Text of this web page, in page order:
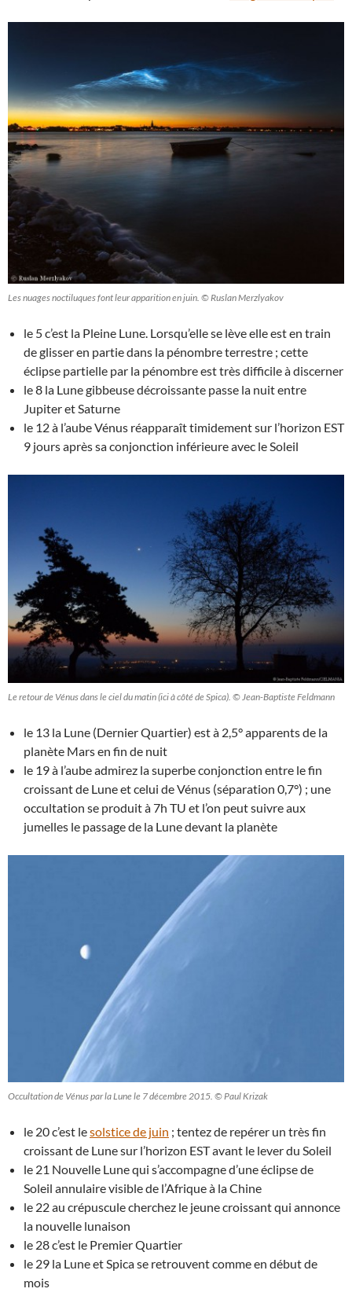
Les nuages noctiluques font leur apparition en juin. © Ruslan Merzlyakov
le 5 c’est la Pleine Lune. Lorsqu’elle se lève elle est en train
de glisser en partie dans la pénombre terrestre ; cette
éclipse partielle par la pénombre est très difficile à discerner
le 8 la Lune gibbeuse décroissante passe la nuit entre
Jupiter et Saturne
le 12 à l’aube Vénus réapparaît timidement sur l’horizon EST
9 jours après sa conjonction inférieure avec le Soleil
Le retour de Vénus dans le ciel du matin (ici à côté de Spica). © Jean-Baptiste Feldmann
le 13 la Lune (Dernier Quartier) est à 2,5° apparents de la
planète Mars en fin de nuit
le 19 à l’aube admirez la superbe conjonction entre le fin
croissant de Lune et celui de Vénus (séparation 0,7°) ; une
occultation se produit à 7h TU et l’on peut suivre aux
jumelles le passage de la Lune devant la planète
Occultation de Vénus par la Lune le 7 décembre 2015. © Paul Krizak
le 20 c’est lesolstice de juin ; tentez de repérer un très fin
croissant de Lune sur l’horizon EST avant le lever du Soleil
le 21 Nouvelle Lune qui s’accompagne d’une éclipse de
Soleil annulaire visible de l’Afrique à la Chine
le 22 au crépuscule cherchez le jeune croissant qui annonce
la nouvelle lunaison
le 28 c’est le Premier Quartier
le 29 la Lune et Spica se retrouvent comme en début de
mois